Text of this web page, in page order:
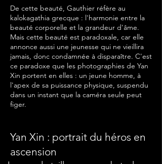
De cette beauté, Gauthier réfère au
kalokagathia grecque : l'harmonie entre la
beauté corporelle et la grandeur d'âme.
Mais cette beauté est paradoxale, car elle
annonce aussi une jeunesse qui ne vieillira
jamais, donc condamnée à disparaître. C'est
ce paradoxe que les photographies de Yan
Xin portent en elles : un jeune homme, à
l'apex de sa puissance physique, suspendu
dans un instant que la caméra seule peut
figer.
Yan Xin : portrait du héros en
ascension